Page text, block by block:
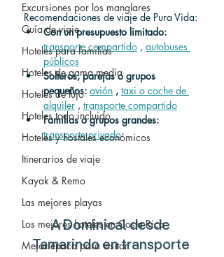
Excursiones por los manglares
Guía de viaje
Hoteles para familias
Hoteles de gama media
Hoteles de lujo
Hoteles todo incluido
Hoteles y hostales económicos
Itinerarios de viaje
Kayak & Remo
Las mejores playas
Los mejores hoteles en Costa Rica
Mejor época para visitar
Recomendaciones de viaje de Pura Vida:
Con un presupuesto limitado:
transporte compartido , autobuses
públicos
Solteros, parejas o grupos
pequeños: avión , taxi o coche de
alquiler , transporte compartido
Familias o grupos grandes:
transporte privado
A Dominical desde
Tamarindo en transporte